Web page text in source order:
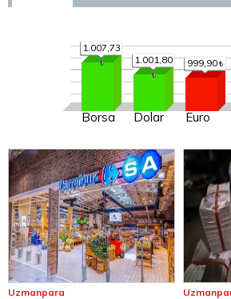
1.007,73
Borsa
1.001,80
Dolar
999,90
Euro
Uzmanpara